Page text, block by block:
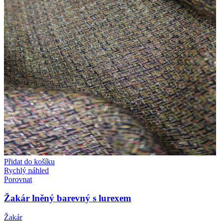
Přidat do košíku
Rychlý náhled
Porovnat
Žakár lněný barevný s lurexem
Žakár